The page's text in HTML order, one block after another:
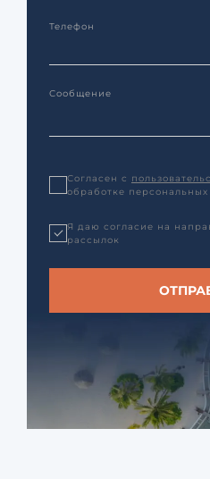
Согласен с
обработке
Я даю согласие на
рассылок